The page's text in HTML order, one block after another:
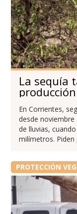
La sequía
En Corrientes,
desde
de lluvias,
milímetros.
PROTECCIÓN